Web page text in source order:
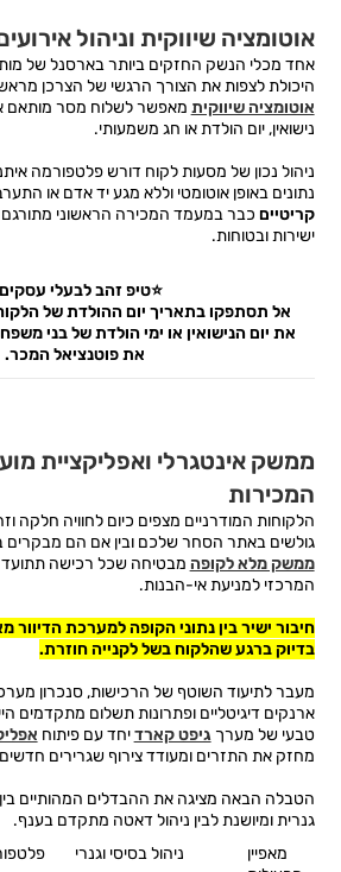
אוטומציה שיווקית וניהול
אחד מכלי הנשק החזקים ביותר בארסנל של
היכולת לצפות את הצורך הרגשי של הצרכן
אוטומציה שיווקית מאפשר לשלוח מסר מותאם
נישואין, יום הולדת או חג משמעותי.
ניהול נכון של מסעות לקוח דורש פלטפורמה
נתונים באופן אוטומטי וללא מגע יד אדם או
קריטיים כבר במעמד המכירה הראשוני מתורגם
ישירות ובטוחות.
⭐טיפ זהב לבעלי
אל תסתפקו בתאריך יום ההולדת של
את יום הנישואין או ימי הולדת של בני
את פוטנציאל המכר.
ממשק אינטגרלי ואפליקציית
המכירות
הלקוחות המודרניים מצפים כיום לחוויה חלקה
גולשים באתר הסחר שלכם ובין אם הם מבקרים
ממשק מלא לקופה מבטיחה שכל רכישה
המרכזי למניעת אי-הבנות.
חיבור ישיר בין נתוני הקופה למערכת
בדיוק ברגע שהלקוח בשל לקנייה חוזרת.
מעבר לתיעוד השוטף של הרכישות, סנכרון
ארנקים דיגיטליים ופתרונות תשלום מתקדמים
טבעי של מערךגיפט קארדיחד עם פיתוח
מחזק את התזרים ומעודד צירוף שגרירים
הטבלה הבאה מציגה את ההבדלים המהותיים
גנרית ומיושנת לבין ניהול דאטה מתקדם בענף.
מאפיין
ניהול בסיסי וגנרי